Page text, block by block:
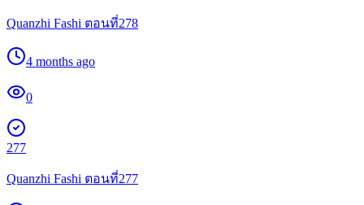
Quanzhi Fashi ตอนที่278
4 months ago
0
277
Quanzhi Fashi ตอนที่277